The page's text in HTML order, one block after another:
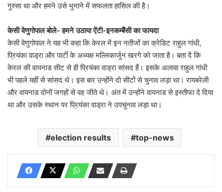
गुस्सा था और हमने उसे भुनाने में सफलता हासिल की है।
केसी वेणुगोपाल बोले- हमने उठाया ऐंटी-इनकम्बैंसी का फायदा
केसी वेणुगोपाल ने यह भी कहा कि केरल में इन नतीजों का क्रेडिट राहुल गांधी,
प्रियंका वाड्रा और पार्टी के अध्यक्ष मल्लिकार्जुन खरगे को जाता है। बता दें कि
केरल की वायनाड सीट से ही प्रियंका वाड्रा सांसद हैं। इसके अलावा राहुल गांधी
भी पहले यहीं से सांसद थे। इस बार उन्होंने दो सीटों से चुनाव लड़ा था। रायबरेली
और वायनाड दोनों जगहों से वह जीते थे। अंत में उन्होंने वायनाड से इस्तीफा दे दिया
था और उसके स्थान पर प्रियंका वाड्रा ने उपचुनाव लड़ा था।
election results top-news